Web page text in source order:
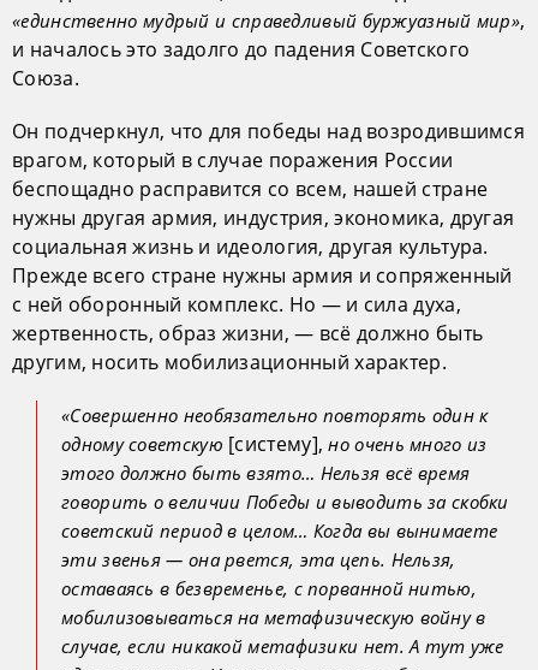
«единственно мудрый и справедливый буржуазный мир»,
и началось это задолго до падения Советского
Союза.
Он подчеркнул, что для победы над возродившимся
врагом, который в случае поражения России
беспощадно расправится со всем, нашей стране
нужны другая армия, индустрия, экономика, другая
социальная жизнь и идеология, другая культура.
Прежде всего стране нужны армия и сопряженный
с ней оборонный комплекс. Но — и сила духа,
жертвенность, образ жизни, — всё должно быть
другим, носить мобилизационный характер.
«Совершенно необязательно повторять один к
одному советскую [систему],но очень много из
этого должно быть взято… Нельзя всё время
говорить о величии Победы и выводить за скобки
советский период в целом… Когда вы вынимаете
эти звенья — она рвется, эта цепь. Нельзя,
оставаясь в безвременье, с порванной нитью,
мобилизовываться на метафизическую войну в
случае, если никакой метафизики нет. А тут уже